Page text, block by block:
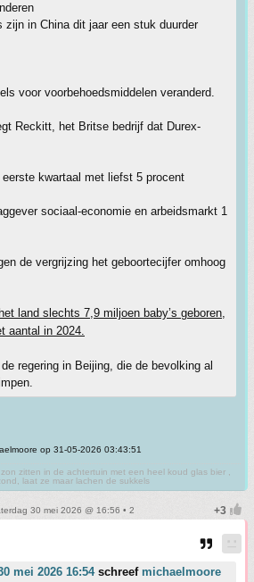
zijn in China dit jaar een stuk duurder
voor voorbehoedsmiddelen veranderd.
Reckitt, het Britse bedrijf dat Durex-
kwartaal met liefst 5 procent
sociaal-economie en arbeidsmarkt 1
de vergrijzing het geboortecijfer omhoog
land slechts 7,9 miljoen baby’s geboren,
aantal in 2024.
regering in Beijing, die de bevolking al
op 31-05-2026 03:43:51
zitten in de achtertuin met een heel koud glas bier ,
laat ze maar lachen de sukkels
30 mei 2026 @ 16:56 • 2
mei 2026 16:54schreef michaelmoore